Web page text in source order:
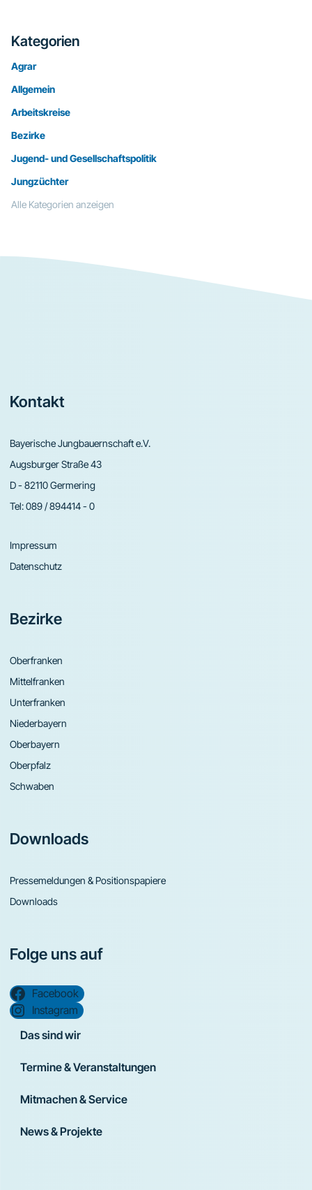
Kategorien
Agrar
Allgemein
Arbeitskreise
Bezirke
Jugend- und Gesellschaftspolitik
Jungzüchter
Alle Kategorien anzeigen
Footer
Kontakt
Bayerische Jungbauernschaft e.V.
Augsburger Straße 43
D - 82110 Germering
Tel:089 / 894414 - 0
Impressum
Datenschutz
Bezirke
Oberfranken
Mittelfranken
Unterfranken
Niederbayern
Oberbayern
Oberpfalz
Schwaben
Downloads
Pressemeldungen & Positionspapiere
Downloads
Folge uns auf
Facebook
Instagram
Das sind wir
Termine & Veranstaltungen
Mitmachen & Service
News & Projekte